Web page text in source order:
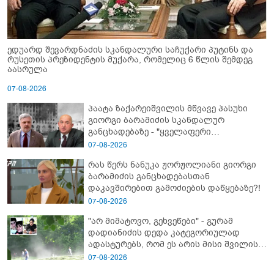
ედუარდ შევარდნაძის სკანდალური საჩუქარი პუტინს და
რუსეთის პრეზიდენტის მუქარა, რომელიც 6 წლის შემდეგ
აასრულა
07-08-2026
პაატა ზაქარეიშვილის მწვავე პასუხი
გიორგი ბარამიძის სკანდალურ
განცხადებაზე - "ყველაფერი
დეტალურად ვიცი... კამანში მოკლული
ბარამიძე კი ტყუის"
07-08-2026
რას წერს ნანუკა ჟორჟოლიანი გიორგი
ბარამიძის განცხადებასთან
დაკავშირებით გამოძიების დაწყებაზე?!
07-08-2026
"არ მიმატოვო, გეხვეწები" - გუ­რა­მ
დადიანიძის დედა კა­ტე­გო­რი­უ­ლად
ადას­ტუ­რებს, რომ ეს არის მისი შვი­ლის
ხმა
07-08-2026